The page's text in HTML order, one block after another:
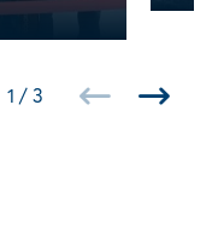
1 / 3